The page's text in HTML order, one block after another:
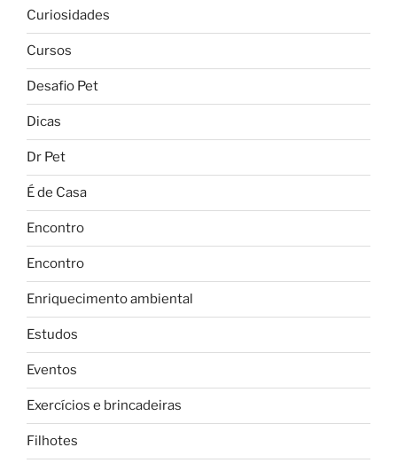
Curiosidades
Cursos
Desafio Pet
Dicas
Dr Pet
É de Casa
Encontro
Encontro
Enriquecimento ambiental
Estudos
Eventos
Exercícios e brincadeiras
Filhotes